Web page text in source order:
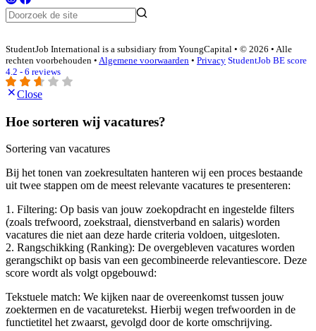
StudentJob International is a subsidiary from YoungCapital • © 2026 • Alle
rechten voorbehouden • Algemene voorwaarden • Privacy StudentJob BE score
4.2 - 6 reviews
Close
Hoe sorteren wij vacatures?
Sortering van vacatures
Bij het tonen van zoekresultaten hanteren wij een proces bestaande
uit twee stappen om de meest relevante vacatures te presenteren:
1. Filtering: Op basis van jouw zoekopdracht en ingestelde filters
(zoals trefwoord, zoekstraal, dienstverband en salaris) worden
vacatures die niet aan deze harde criteria voldoen, uitgesloten.
2. Rangschikking (Ranking): De overgebleven vacatures worden
gerangschikt op basis van een gecombineerde relevantiescore. Deze
score wordt als volgt opgebouwd:
Tekstuele match: We kijken naar de overeenkomst tussen jouw
zoektermen en de vacaturetekst. Hierbij wegen trefwoorden in de
functietitel het zwaarst, gevolgd door de korte omschrijving.